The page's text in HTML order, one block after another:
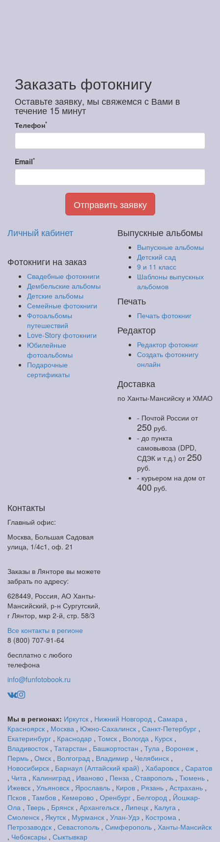
Заказать фотокнигу
Оставьте заявку, мы свяжемся с Вами в
течение 15 минут
Телефон*
Email*
Отправить заявку
Личный кабинет
Фотокниги на заказ
Свадебные фотокниги
Дембельские альбомы
Детские альбомы
Семейные фотокниги
Фотоальбомы
путешествий
Love-Story фотокниги
Юбилейные
фотоальбомы
Подарочные
сертификаты
Выпускные альбомы
Выпускные альбомы
Детский сад
9 и 11 класс
Шаблоны выпускных
альбомов
Печать
Печать фотокниг
Редактор
Редактор фотокниг
Создать фотокнигу
онлайн
Доставка
по Ханты-Мансийску и ХМАО
- Почтой России от
250 руб.
- до пункта
самовывоза (DPD,
СДЭК и т.д.) от250
руб.
- курьером на дом от
400 руб.
Контакты
Главный офис:
Москва, Большая Садовая
улица, 1/4с1, оф. 21
Заказы в Лянторе вы можете
забрать по адресу:
628449, Россия, АО Ханты-
Мансийский, р-н Сургутский,
г Лянтор, мкр 2-й, стр. 58/3
Все контакты в регионе
8 (800) 707-91-64
бесплатно с любого
телефона
info@funfotobook.ru
Мы в регионах: Иркутск , Нижний Новгород , Самара ,
Красноярск , Москва , Южно-Сахалинск , Санкт-Петербург ,
Екатеринбург , Краснодар , Томск , Вологда , Курск ,
Владивосток , Татарстан , Башкортостан , Тула , Воронеж ,
Пермь , Омск , Волгоград , Владимир , Челябинск ,
Новосибирск , Барнаул (Алтайский край) , Хабаровск , Саратов
, Чита , Калиниград , Иваново , Пенза , Ставрополь , Тюмень ,
Ижевск , Ульяновск , Ярославль , Киров , Рязань , Астрахань ,
Псков , Тамбов , Кемерово , Оренбург , Белгород , Йошкар-
Ола , Тверь , Брянск , Архангельск , Липецк , Калуга ,
Смоленск , Якутск , Мурманск , Улан-Удэ , Кострома ,
Петрозаводск , Севастополь , Симферополь , Ханты-Мансийск
, Чебоксары , Сыктывкар